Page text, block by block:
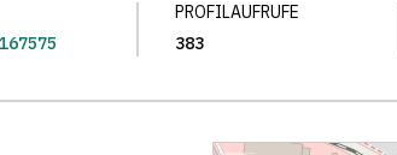
PROFILAUFRUFE
383